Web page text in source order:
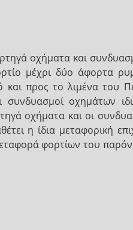
οχήματα και
μέχρι δύο άφορτα
προς το λιμένα του
οχημάτων
οχήματα και οι
η ίδια μεταφορική
φορτίων του